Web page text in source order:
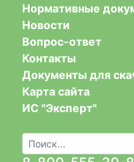
Нормативные
Новости
Вопрос-ответ
Контакты
Документы для
Карта сайта
ИС "Эксперт"